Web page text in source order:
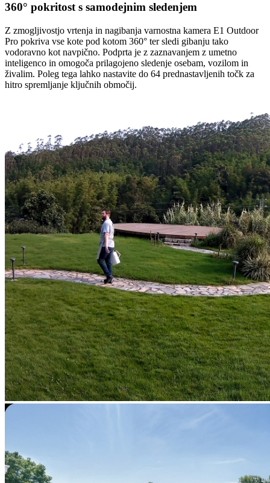
360° pokritost s samodejnim sledenjem
Z zmogljivostjo vrtenja in nagibanja varnostna kamera E1 Outdoor
Pro pokriva vse kote pod kotom 360° ter sledi gibanju tako
vodoravno kot navpično. Podprta je z zaznavanjem z umetno
inteligenco in omogoča prilagojeno sledenje osebam, vozilom in
živalim. Poleg tega lahko nastavite do 64 prednastavljenih točk za
hitro spremljanje ključnih območij.